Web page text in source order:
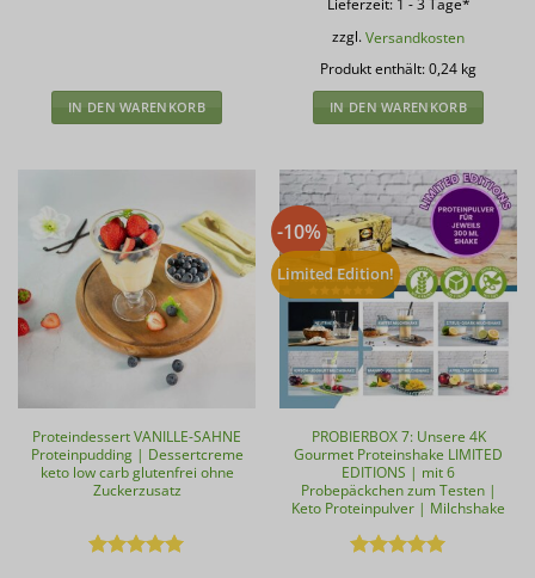
IN DEN WARENKORB
Lieferzeit: 1 - 3 Tage*
zzgl.Versandkosten
Produkt enthält: 0,24 kg
IN DEN WARENKORB
Proteindessert VANILLE-SAHNE
Proteinpudding | Dessertcreme
keto low carb glutenfrei ohne
Zuckerzusatz
-10%
Limited Edition!
PROBIERBOX 7: Unsere 4K
Gourmet Proteinshake LIMITED
EDITIONS | mit 6
Probepäckchen zum Testen |
Keto Proteinpulver | Milchshake